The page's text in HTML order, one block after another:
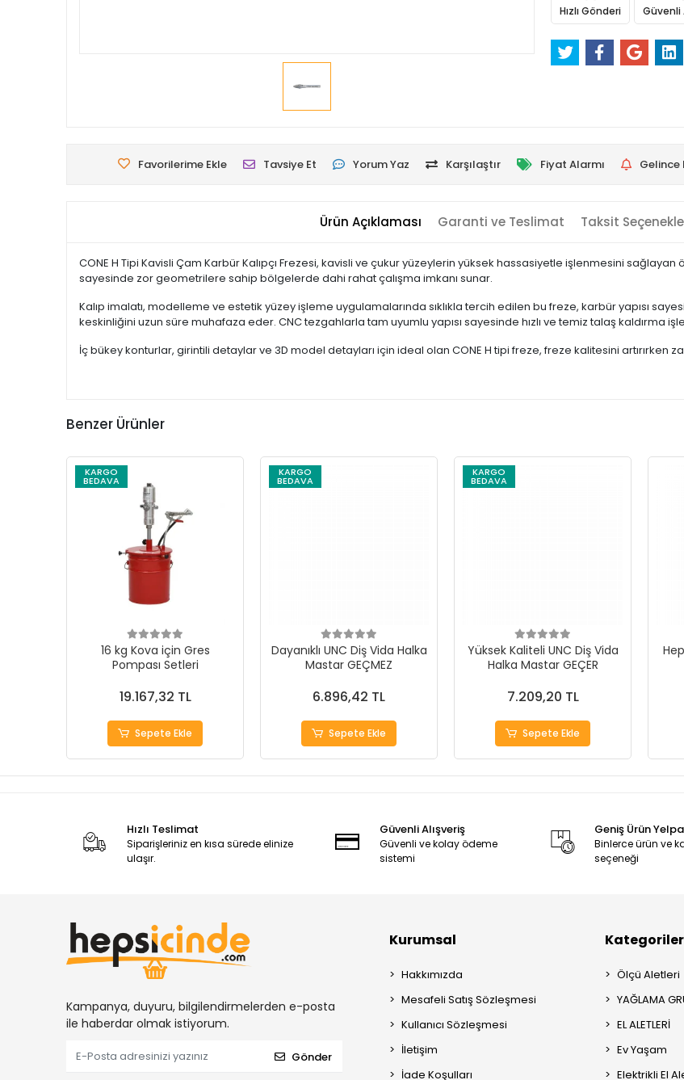
Hızlı Gönderi Güvenli
Favorilerime Ekle Tavsiye Et Yorum Yaz Karşılaştır Fiyat Alarmı Gelince
Ürün Açıklaması Garanti ve Teslimat Taksit
CONE H Tipi Kavisli Çam Karbür Kalıpçı Frezesi, kavisli ve çukur yüzeylerin yüksek hassasiyetle işlenmesini sağlayan
sayesinde zor geometrilere sahip bölgelerde dahi rahat çalışma imkanı sunar.
Kalıp imalatı, modelleme ve estetik yüzey işleme uygulamalarında sıklıkla tercih edilen bu freze, karbür yapısı
keskinliğini uzun süre muhafaza eder. CNC tezgahlarla tam uyumlu yapısı sayesinde hızlı ve temiz talaş kaldırma
İç bükey konturlar, girintili detaylar ve 3D model detayları için ideal olan CONE H tipi freze, freze kalitesini artırırken
Benzer Ürünler
KARGO
BEDAVA
16 kg Kova için Gres
Pompası Setleri
19.167,32 TL
Sepete Ekle
KARGO
BEDAVA
Dayanıklı UNC Diş Vida Halka
Mastar GEÇMEZ
6.896,42 TL
Sepete Ekle
KARGO
BEDAVA
Yüksek Kaliteli UNC Diş Vida
Halka Mastar GEÇER
7.209,20 TL
Sepete Ekle
Hızlı Teslimat
Siparişleriniz en kısa sürede elinize
ulaşır.
Güvenli Alışveriş
Güvenli ve kolay ödeme
sistemi
Geniş Ürün
Binlerce ürün ve
seçeneği
Kampanya, duyuru, bilgilendirmelerden e-posta
ile haberdar olmak istiyorum.
Gönder
Kurumsal
Hakkımızda
Mesafeli Satış Sözleşmesi
Kullanıcı Sözleşmesi
İletişim
İade Koşulları
Kategoriler
Ölçü Aletleri
YAĞLAMA
EL ALETLERİ
Ev Yaşam
Elektrikli El